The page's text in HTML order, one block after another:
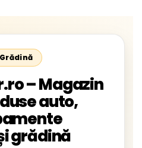
Grădină
– Magazin
auto,
grădină